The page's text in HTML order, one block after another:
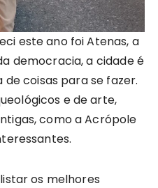
este ano foi Atenas, a
democracia, a cidade é
coisas para se fazer.
e de arte,
como a Acrópole
os melhores